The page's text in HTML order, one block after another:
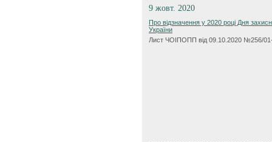
9 жовт. 2020
Про відзначення у 2020 році Дня
України
Лист ЧОІПОПП від 09.10.2020 №256/